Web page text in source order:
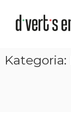
Kategoria: